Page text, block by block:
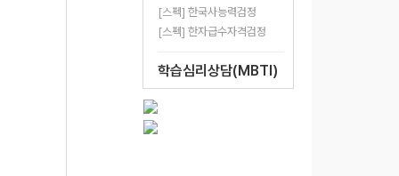
[스펙] 한국사능력검정
[스펙] 한자급수자격검정
학습심리상담(MBTI)